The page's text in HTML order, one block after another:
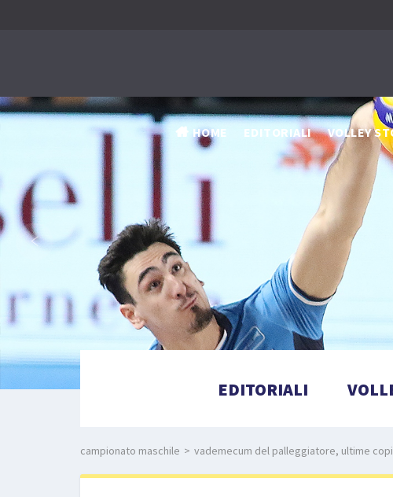
HOME EDITORIALI VOLLEY
‹
EDITORIALI
campionato maschile > vademecum del palleggiatore, ultime